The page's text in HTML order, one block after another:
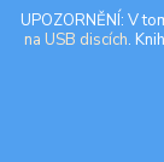
UPOZORNĚNÍ: V
na USB discích.